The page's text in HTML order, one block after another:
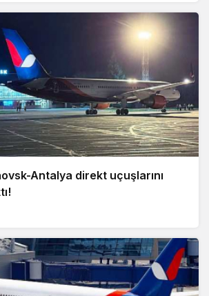
Antalya direkt uçuşlarını